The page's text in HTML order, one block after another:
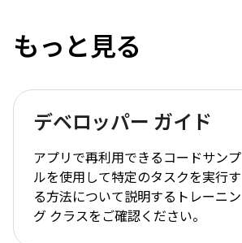
もっと見る
デベロッパー ガイド
アプリで再利用できるコードサンプ
ルを使用して特定のタスクを実行す
る方法について説明するトレーニン
グ クラスをご確認ください。